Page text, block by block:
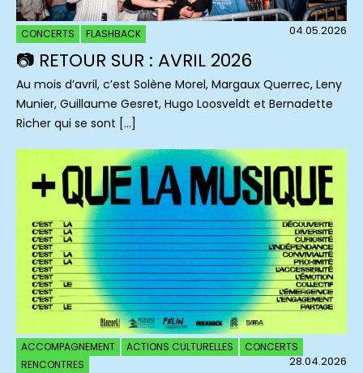
CONCERTS FLASHBACK 04.05.2026
📷 RETOUR SUR : AVRIL 2026
Au mois d’avril, c’est Solène Morel, Margaux Querrec, Leny
Munier, Guillaume Gesret, Hugo Loosveldt et Bernadette
Richer qui se sont […]
ACCOMPAGNEMENT ACTIONS CULTURELLES
CONCERTS
RENCONTRES
28.04.2026